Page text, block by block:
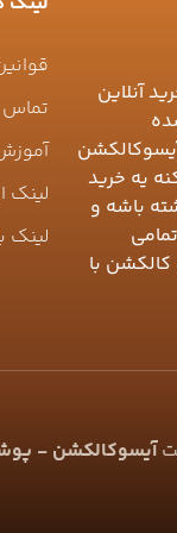
آنلاین
یه خرید
باشه و
با
تماس
لینک
لینک
آیسوکالکشن -